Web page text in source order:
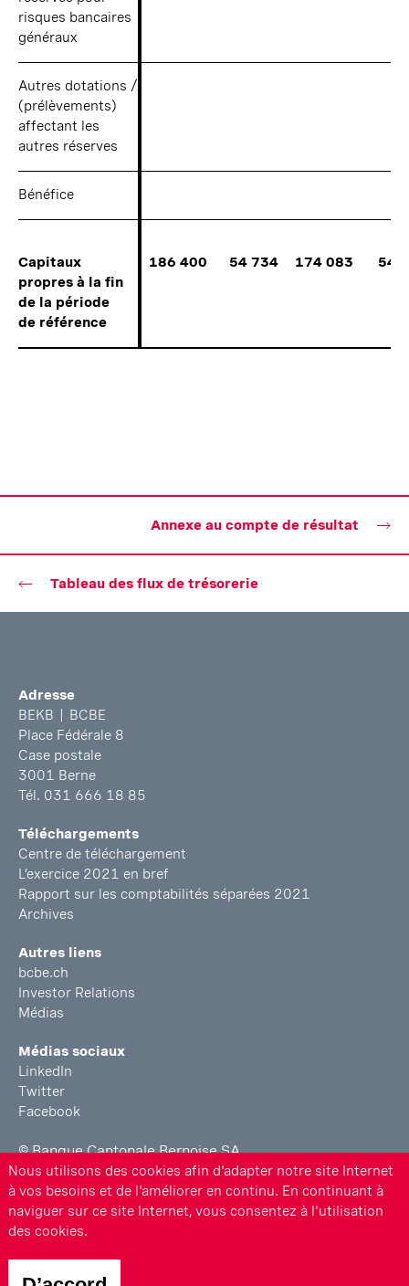
risques bancaires
généraux
Autres dotations /
(prélèvements)
affectant les
autres réserves
Bénéfice
Capitaux
propres à la fin
de la période
de référence
186 400 54 734 174 083 541
risques bancaires
généraux
Autres dotations /
(prélèvements)
affectant les
autres réserves
Bénéfice
Capitaux
propres à la fin
de la période
de référence
Tableau des flux de trésorerie
Annexe au compte de résultat
Adresse
BEKB | BCBE
Place Fédérale 8
Case postale
3001 Berne
Tél. 031 666 18 85
Téléchargements
Centre de téléchargement
L’exercice 2021 en bref
Rapport sur les comptabilités séparées 2021
Archives
Autres liens
bcbe.ch
Investor Relations
Médias
Médias sociaux
LinkedIn
Twitter
Facebook
© Banque Cantonale Bernoise SA
Informations juridiques
Rapports de la BCBE
Impressum
Nous utilisons des cookies afin d'adapter notre site Internet
à vos besoins et de l'améliorer en continu. En continuant à
naviguer sur ce site Internet, vous consentez à l'utilisation
des cookies.